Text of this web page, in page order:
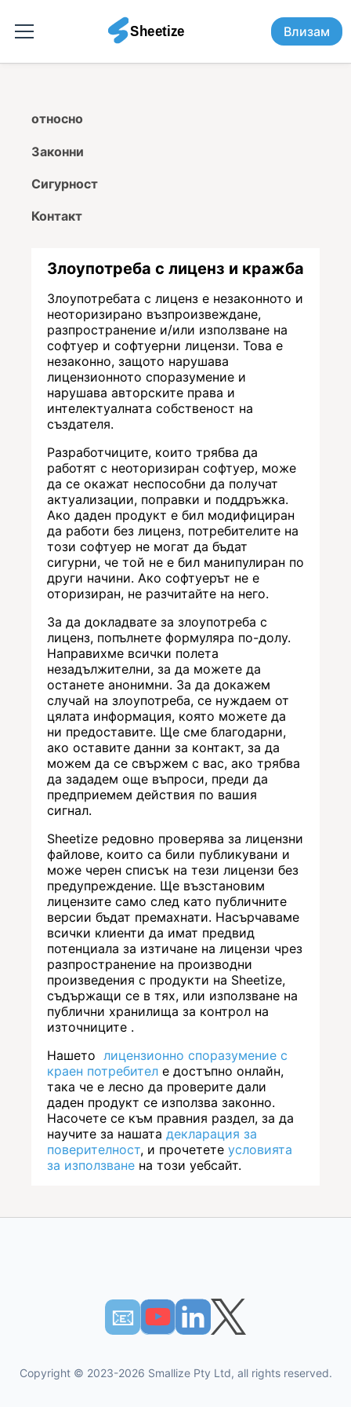
Влизам
относно
Законни
Сигурност
Контакт
Злоупотреба с лиценз и кражба
Злоупотребата с лиценз е незаконното и
неоторизирано възпроизвеждане,
разпространение и/или използване на
софтуер и софтуерни лицензи. Това е
незаконно, защото нарушава
лицензионното споразумение и
нарушава авторските права и
интелектуалната собственост на
създателя.
Разработчиците, които трябва да
работят с неоторизиран софтуер, може
да се окажат неспособни да получат
актуализации, поправки и поддръжка.
Ако даден продукт е бил модифициран
да работи без лиценз, потребителите на
този софтуер не могат да бъдат
сигурни, че той не е бил манипулиран по
други начини. Ако софтуерът не е
оторизиран, не разчитайте на него.
За да докладвате за злоупотреба с
лиценз, попълнете формуляра по-долу.
Направихме всички полета
незадължителни, за да можете да
останете анонимни. За да докажем
случай на злоупотреба, се нуждаем от
цялата информация, която можете да
ни предоставите. Ще сме благодарни,
ако оставите данни за контакт, за да
можем да се свържем с вас, ако трябва
да зададем още въпроси, преди да
предприемем действия по вашия
сигнал.
Sheetize редовно проверява за лицензни
файлове, които са били публикувани и
може черен списък на тези лицензи без
предупреждение. Ще възстановим
лицензите само след като публичните
версии бъдат премахнати. Насърчаваме
всички клиенти да имат предвид
потенциала за изтичане на лицензи чрез
разпространение на производни
произведения с продукти на Sheetize,
съдържащи се в тях, или използване на
публични хранилища за контрол на
източниците .
Нашето лицензионно споразумение с
краен потребител е достъпно онлайн,
така че е лесно да проверите дали
даден продукт се използва законно.
Насочете се към правния раздел, за да
научите за нашата декларация за
поверителност, и прочетете условията
за използване на този уебсайт.
📧︎
Copyright © 2023-2026 Smallize Pty Ltd, all rights reserved.